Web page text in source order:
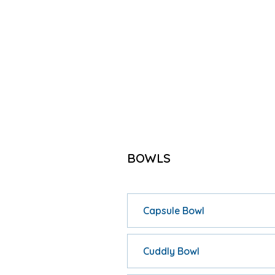
BOWLS
Capsule Bowl
Cuddly Bowl